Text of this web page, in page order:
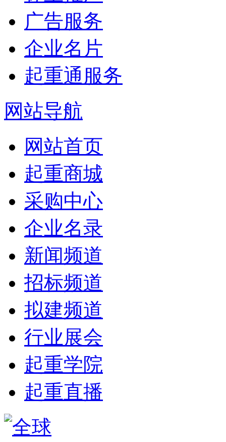
广告服务
企业名片
起重通服务
网站导航
网站首页
起重商城
采购中心
企业名录
新闻频道
招标频道
拟建频道
行业展会
起重学院
起重直播